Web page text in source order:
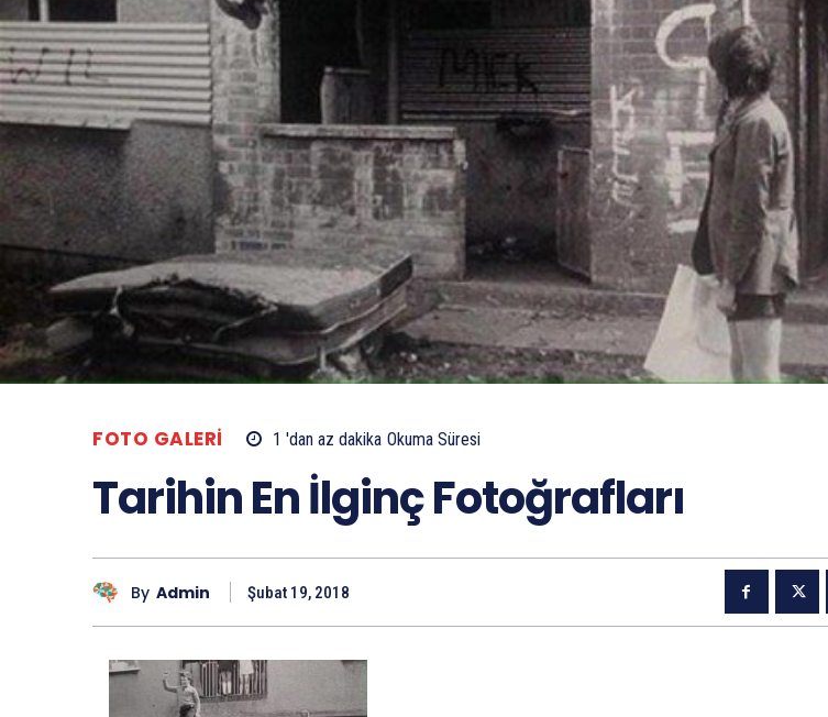
FOTO GALERI 1 'dan az dakika Okuma Süresi
Tarihin En İlginç Fotoğrafları
By Admin Şubat 19, 2018